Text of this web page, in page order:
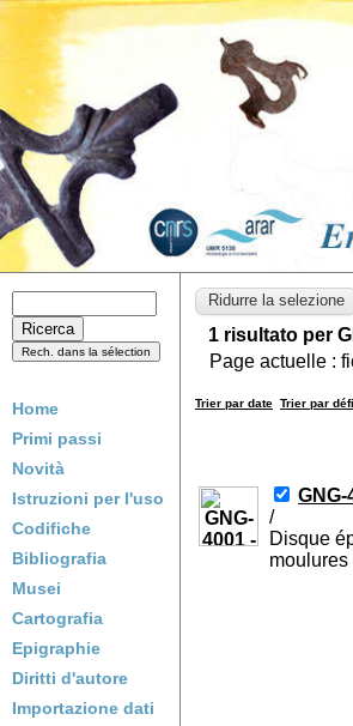
Home
Primi passi
Novità
Istruzioni per l'uso
Codifiche
Bibliografia
Musei
Cartografia
Epigraphie
Diritti d'autore
Importazione dati
1 risultato per
Page actuelle :
Trier par date Trier par
/
Disque
moulures